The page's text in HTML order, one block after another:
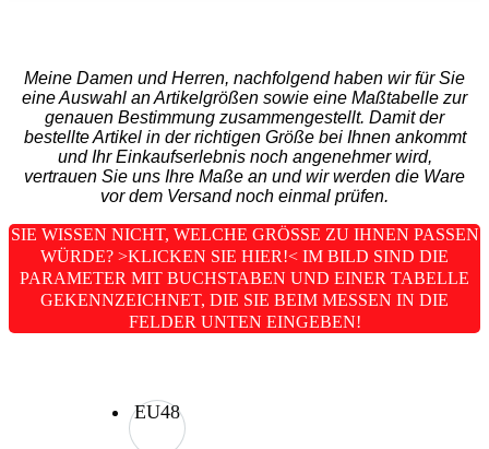
Meine Damen und Herren, nachfolgend haben wir für Sie
eine Auswahl an Artikelgrößen sowie eine Maßtabelle zur
genauen Bestimmung zusammengestellt. Damit der
bestellte Artikel in der richtigen Größe bei Ihnen ankommt
und Ihr Einkaufserlebnis noch angenehmer wird,
vertrauen Sie uns Ihre Maße an und wir werden die Ware
vor dem Versand noch einmal prüfen.
SIE WISSEN NICHT, WELCHE GRÖSSE ZU IHNEN PASSEN W
ÜRDE? >KLICKEN SIE HIER!< IM BILD SIND DIE P
ARAMETER MIT BUCHSTABEN UND EINER TABELLE G
EKENNZEICHNET, DIE SIE BEIM MESSEN IN DIE F
ELDER UNTEN EINGEBEN!
EU48